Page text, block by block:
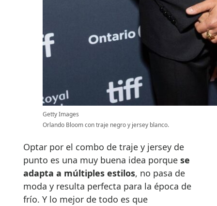
Getty Images
Orlando Bloom con traje negro y jersey blanco.
Optar por el combo de traje y jersey de
punto es una muy buena idea porque se
adapta a múltiples estilos, no pasa de
moda y resulta perfecta para la época de
frío. Y lo mejor de todo es que